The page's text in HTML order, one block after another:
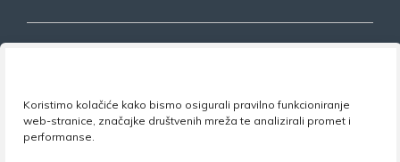
Koristimo kolačiće kako bismo osigurali pravilno funkcioniranje
web-stranice, značajke društvenih mreža te analizirali promet i
performanse.
Nezavisni sindikat znanosti i visokog
obrazovanja